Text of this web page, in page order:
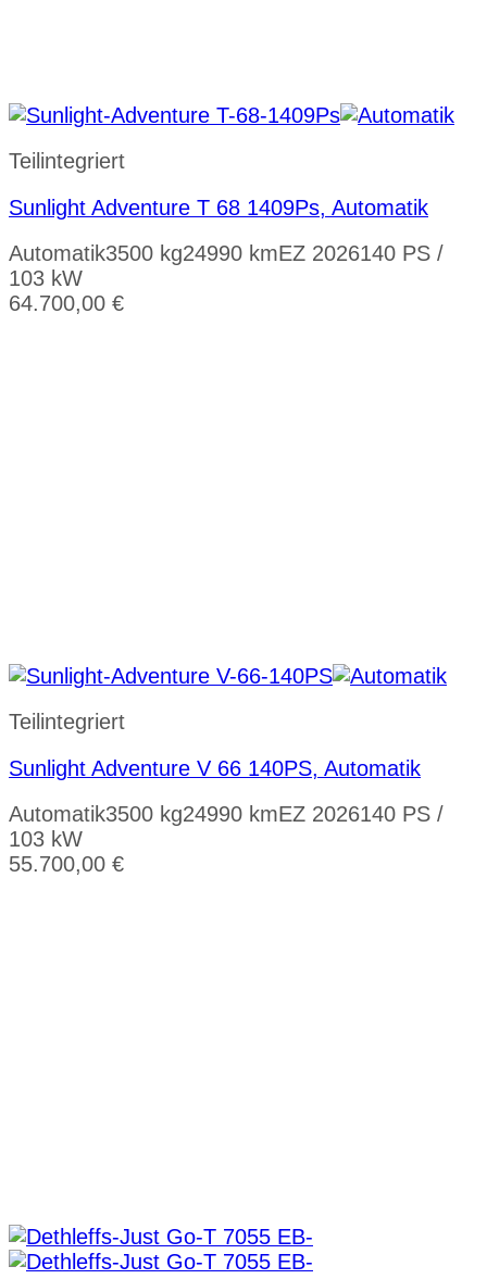
Teilintegriert
Sunlight Adventure T 68 1409Ps, Automatik
Automatik3500 kg24990 kmEZ 2026140 PS /
103 kW
64.700,00 €
Teilintegriert
Sunlight Adventure V 66 140PS, Automatik
Automatik3500 kg24990 kmEZ 2026140 PS /
103 kW
55.700,00 €